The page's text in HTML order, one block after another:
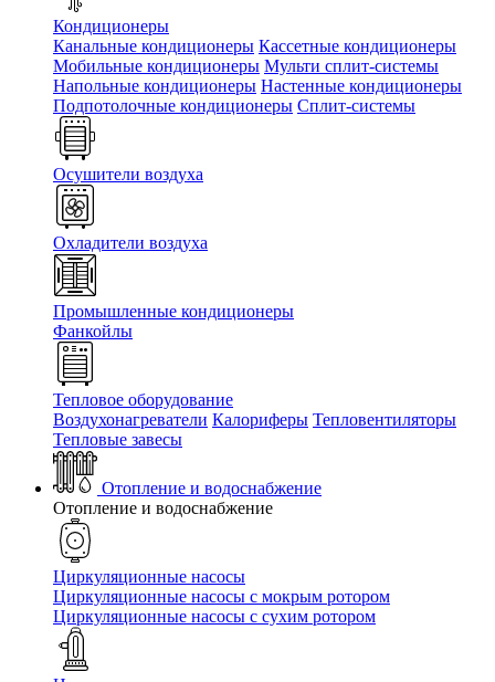
Кондиционеры
Канальные кондиционеры Кассетные кондиционеры
Мобильные кондиционеры Мульти сплит-системы
Напольные кондиционеры Настенные кондиционеры
Подпотолочные кондиционеры Сплит-системы
Осушители воздуха
Охладители воздуха
Промышленные кондиционеры
Фанкойлы
Тепловое оборудование
Воздухонагреватели Калориферы Тепловентиляторы
Тепловые завесы
Отопление и водоснабжение
Отопление и водоснабжение
Циркуляционные насосы
Циркуляционные насосы с мокрым ротором
Циркуляционные насосы с сухим ротором